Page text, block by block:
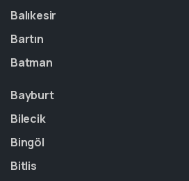
Balıkesir
Bartın
Batman
Bayburt
Bilecik
Bingöl
Bitlis